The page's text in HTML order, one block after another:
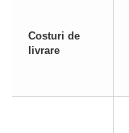
Costuri de
livrare